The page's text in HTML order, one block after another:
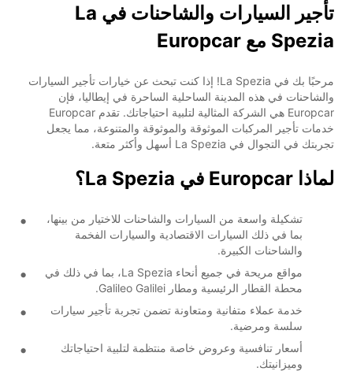
تأجير السيارات والشاحنات في La
Spezia مع Europcar
مرحبًا بك في La Spezia! إذا كنت تبحث عن خيارات تأجير السيارات
والشاحنات في هذه المدينة الساحلية الساحرة في إيطاليا، فإن
Europcar هي الشركة المثالية لتلبية احتياجاتك. تقدم Europcar
خدمات تأجير المركبات الموثوقة والموثوقة والمتنوعة، مما يجعل
تجربتك في التجوال في La Spezia أسهل وأكثر متعة.
لماذا Europcar في La Spezia؟
تشكيلة واسعة من السيارات والشاحنات للاختيار من بينها،
بما في ذلك السيارات الاقتصادية والسيارات الفخمة
والشاحنات الكبيرة.
مواقع مريحة في جميع أنحاء La Spezia، بما في ذلك في
محطة القطار الرئيسية ومطار Galileo Galilei.
خدمة عملاء متفانية ومتعاونة تضمن تجربة تأجير سيارات
سلسة ومرضية.
أسعار تنافسية وعروض خاصة منتظمة لتلبية احتياجاتك
وميزانيتك.